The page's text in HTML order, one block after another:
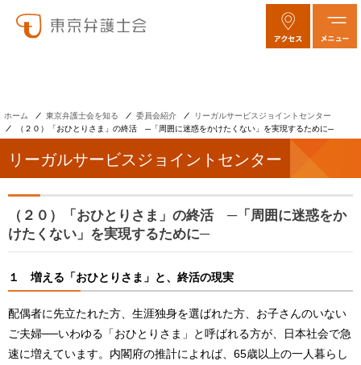
ホーム 東京弁護士会を知る 委員会紹介
リーガルサービスジョイントセンター
（２０）「おひとりさま」の終活 ─「周囲に迷惑をかけたくない」を実現するために─
リーガルサービスジョイントセンター
（２０）「おひとりさま」の終活 ─「周囲に迷惑をか
けたくない」を実現するために─
１ 増える「おひとりさま」と、終活の現実
配偶者に先立たれた方、生涯独身を選ばれた方、お子さんのいない
ご夫婦──いわゆる「おひとりさま」と呼ばれる方が、日本社会で急
速に増えています。内閣府の推計によれば、65歳以上の一人暮らし